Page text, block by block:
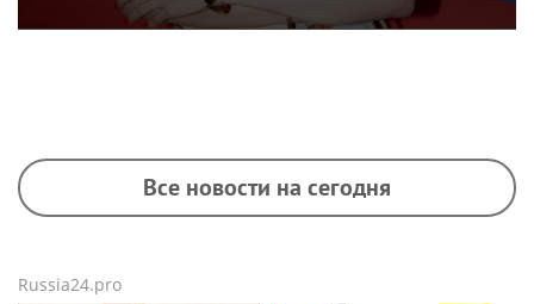
Все новости на сегодня
Russia24.pro